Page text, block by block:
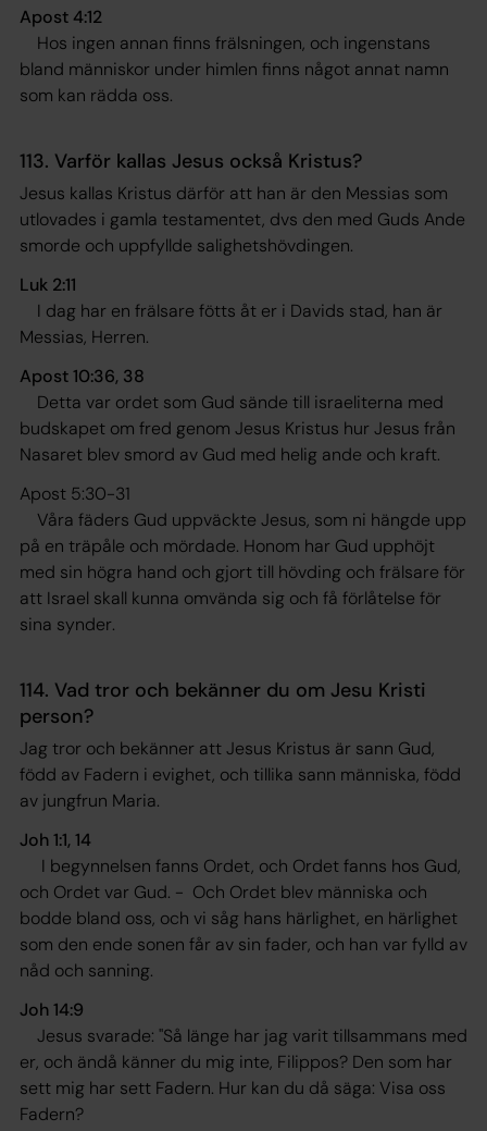
Apost 4:12
Hos ingen annan finns frälsningen, och ingenstans
bland människor under himlen finns något annat namn
som kan rädda oss.
113. Varför kallas Jesus också Kristus?
Jesus kallas Kristus därför att han är den Messias som
utlovades i gamla testamentet, dvs den med Guds Ande
smorde och uppfyllde salighetshövdingen.
Luk 2:11
I dag har en frälsare fötts åt er i Davids stad, han är
Messias, Herren.
Apost 10:36, 38
Detta var ordet som Gud sände till israeliterna med
budskapet om fred genom Jesus Kristus hur Jesus från
Nasaret blev smord av Gud med helig ande och kraft.
Apost 5:30-31
Våra fäders Gud uppväckte Jesus, som ni hängde upp
på en träpåle och mördade. Honom har Gud upphöjt
med sin högra hand och gjort till hövding och frälsare för
att Israel skall kunna omvända sig och få förlåtelse för
sina synder.
114. Vad tror och bekänner du om Jesu Kristi
person?
Jag tror och bekänner att Jesus Kristus är sann Gud,
född av Fadern i evighet, och tillika sann människa, född
av jungfrun Maria.
Joh 1:1, 14
I begynnelsen fanns Ordet, och Ordet fanns hos Gud,
och Ordet var Gud. - Och Ordet blev människa och
bodde bland oss, och vi såg hans härlighet, en härlighet
som den ende sonen får av sin fader, och han var fylld av
nåd och sanning.
Joh 14:9
Jesus svarade: "Så länge har jag varit tillsammans med
er, och ändå känner du mig inte, Filippos? Den som har
sett mig har sett Fadern. Hur kan du då säga: Visa oss
Fadern?